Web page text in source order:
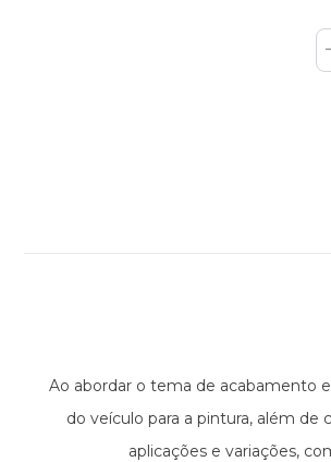
Ao abordar o tema de acabamento
do veículo para a pintura, além
aplicações e variações,